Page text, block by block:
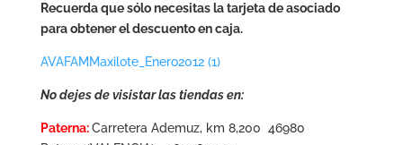
Recuerda que sólo necesitas la tarjeta de asociado
para obtener el descuento en caja.
AVAFAMMaxilote_Enero2012 (1)
No dejes de visistar las tiendas en:
Paterna:Carretera Ademuz, km 8,200 46980